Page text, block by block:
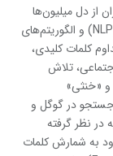
از دل میلیون‌ها
پست و پیام، از طریق تکنولوژی پردازش زبان طبیعی (NLP) و الگوریتم‌های
کلمات کلیدی،
تلاش
و «خنثی»
جستجو در گوگل و
در نظر گرفته
به شمارش کلمات